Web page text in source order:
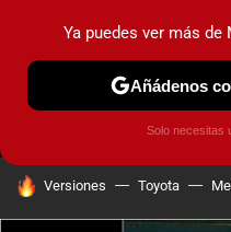
MENÚ
INDUSTRIA
HOY SE HABLA DE
Versiones Toyota
Ya puedes ver más
Añádenos
Solo necesitas